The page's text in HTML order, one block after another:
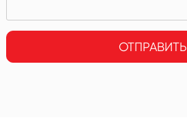
ОТПРАВИТЬ